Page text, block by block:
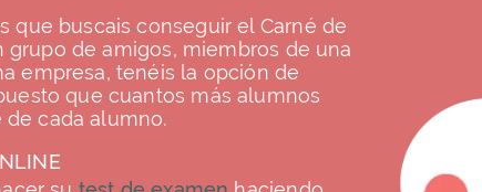
que buscais conseguir el Carné de
de amigos, miembros de una
empresa, tenéis la opción de
que cuantos más alumnos
cada alumno.